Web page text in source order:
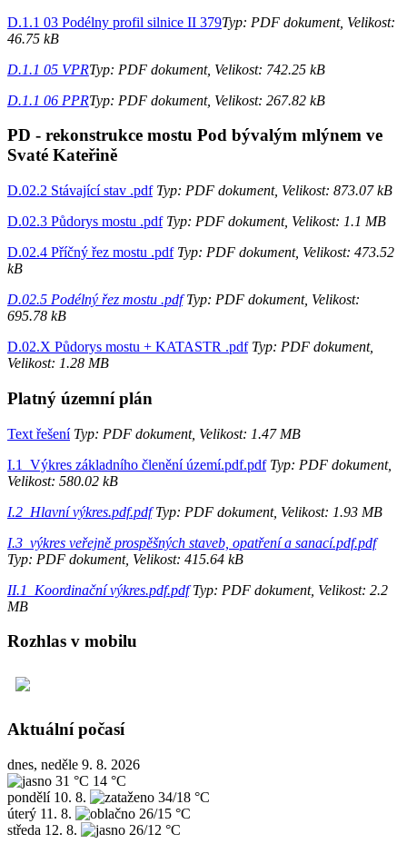
D.1.1 03 Podélny profil silnice II 379Typ: PDF dokument, Velikost:
46.75 kB
D.1.1 05 VPRTyp: PDF dokument, Velikost: 742.25 kB
D.1.1 06 PPRTyp: PDF dokument, Velikost: 267.82 kB
PD - rekonstrukce mostu Pod bývalým mlýnem ve
Svaté Kateřině
D.02.2 Stávající stav .pdfTyp: PDF dokument, Velikost: 873.07 kB
D.02.3 Půdorys mostu .pdfTyp: PDF dokument, Velikost: 1.1 MB
D.02.4 Příčný řez mostu .pdfTyp: PDF dokument, Velikost: 473.52
kB
D.02.5 Podélný řez mostu .pdfTyp: PDF dokument, Velikost:
695.78 kB
D.02.X Půdorys mostu + KATASTR .pdfTyp: PDF dokument,
Velikost: 1.28 MB
Platný územní plán
Text řešeníTyp: PDF dokument, Velikost: 1.47 MB
I.1_Výkres základního členění území.pdf.pdfTyp: PDF dokument,
Velikost: 580.02 kB
I.2_Hlavní výkres.pdf.pdfTyp: PDF dokument, Velikost: 1.93 MB
I.3_výkres veřejně prospěšných staveb, opatření a sanací.pdf.pdf
Typ: PDF dokument, Velikost: 415.64 kB
II.1_Koordinační výkres.pdf.pdfTyp: PDF dokument, Velikost: 2.2
MB
Rozhlas v mobilu
Aktuální počasí
dnes, neděle 9. 8. 2026
31 °C 14 °C
pondělí 10. 8.
34/18 °C
úterý 11. 8.
26/15 °C
středa 12. 8. 26/12 °C